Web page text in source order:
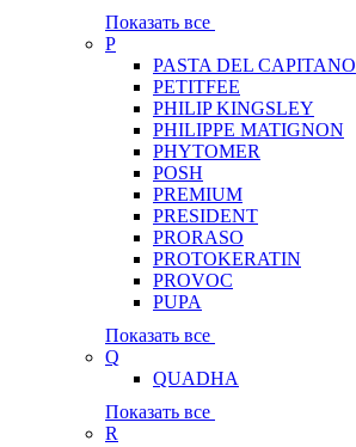
Показать все
P
PASTA DEL CAPITANO
PETITFEE
PHILIP KINGSLEY
PHILIPPE MATIGNON
PHYTOMER
POSH
PREMIUM
PRESIDENT
PRORASO
PROTOKERATIN
PROVOC
PUPA
Показать все
Q
QUADHA
Показать все
R